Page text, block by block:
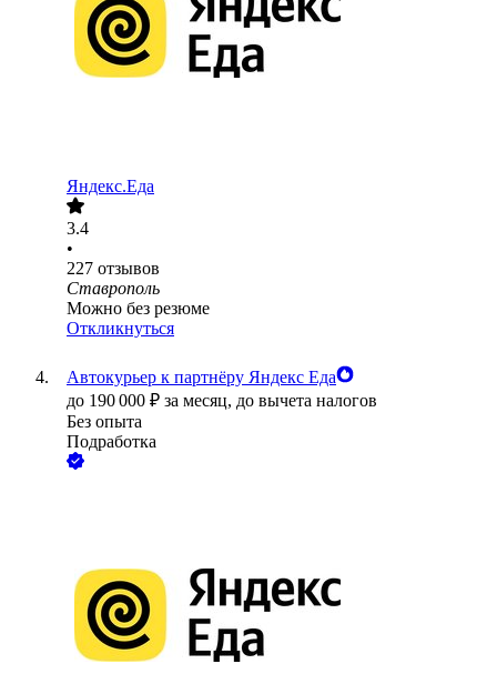
Яндекс.Еда
3.4
•
227 отзывов
Ставрополь
Можно без резюме
Откликнуться
Автокурьер к партнёру Яндекс Еда
до 190 000 ₽ за месяц, до вычета налогов
Без опыта
Подработка